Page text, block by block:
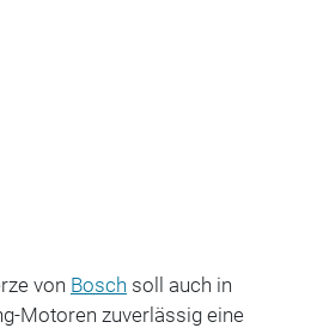
von Bosch soll auch in
Motoren zuverlässig eine